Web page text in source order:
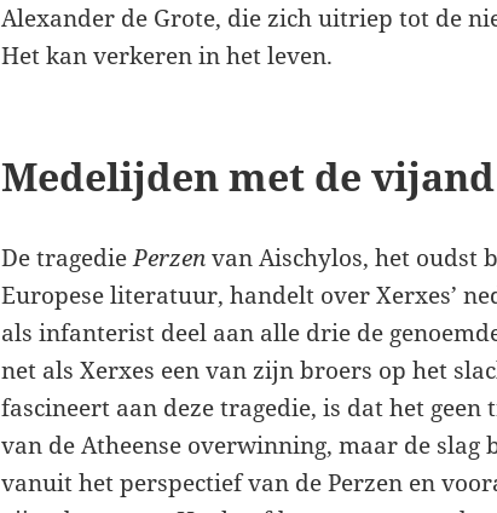
Alexander de Grote, die zich uitriep tot de
Het kan verkeren in het leven.
Medelijden met de vijand
De tragediePerzenvan Aischylos, het oudst
Europese literatuur, handelt over Xerxes’
als infanterist deel aan alle drie de
net als Xerxes een van zijn broers op het
fascineert aan deze tragedie, is dat het
van de Atheense overwinning, maar de slag
vanuit het perspectief van de Perzen en